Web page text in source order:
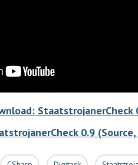
StaatstrojanerCheck
0.9